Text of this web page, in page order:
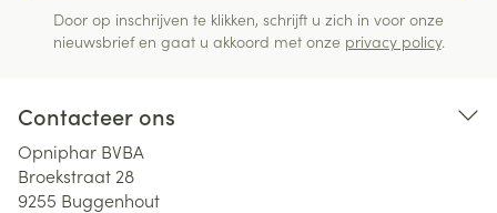
Door op inschrijven te klikken, schrijft u zich in voor onze
nieuwsbrief en gaat u akkoord met onze privacy policy.
Contacteer ons
Opniphar BVBA
Broekstraat 28
9255 Buggenhout